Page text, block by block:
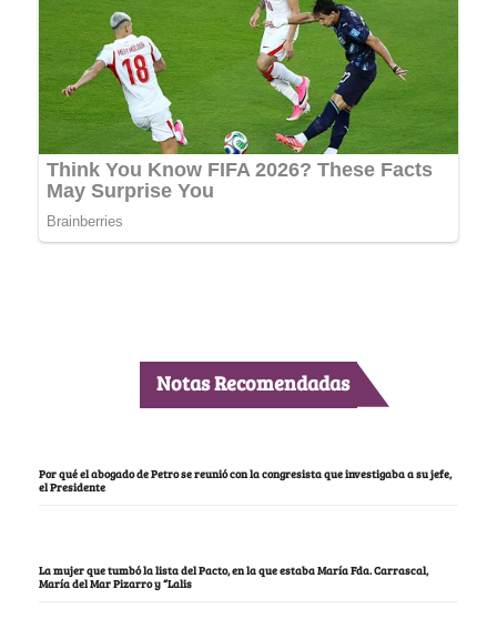
Notas Recomendadas
Por qué el abogado de Petro se reunió con la congresista que investigaba a su jefe,
el Presidente
La mujer que tumbó la lista del Pacto, en la que estaba María Fda. Carrascal,
María del Mar Pizarro y “Lalis